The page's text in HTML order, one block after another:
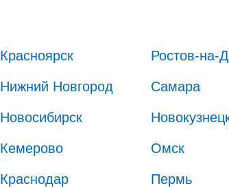
Красноярск Ростов-на-
Нижний Новгород Самара
Новосибирск
Кемерово Омск
Краснодар Пермь